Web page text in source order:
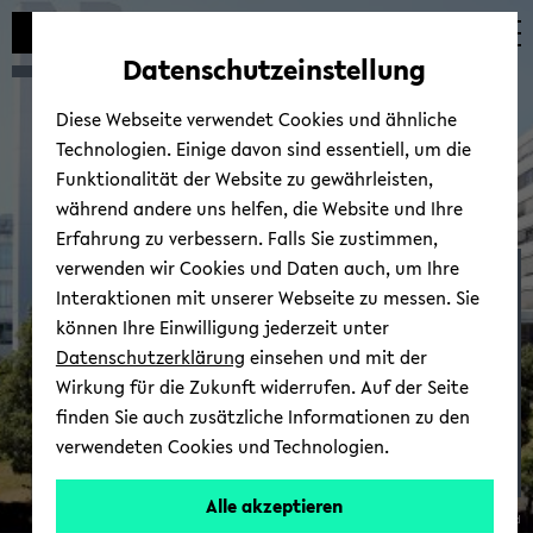
Automatische
vermeiden
zum
wechseln
zum
wechseln
zum
wechseln
Jah­res­tref­fen: Ianua­lia
2016
© Uni­ver­si­tät Bie­le­feld
Datenschutzeinstellung
Diese Webseite verwendet Cookies und ähnliche
Technologien. Einige davon sind essentiell, um die
Funktionalität der Website zu gewährleisten,
während andere uns helfen, die Website und Ihre
Erfahrung zu verbessern. Falls Sie zustimmen,
verwenden wir Cookies und Daten auch, um Ihre
Interaktionen mit unserer Webseite zu messen. Sie
können Ihre Einwilligung jederzeit unter
Datenschutzerklärung einsehen und mit der
Wirkung für die Zukunft widerrufen. Auf der Seite
finden Sie auch zusätzliche Informationen zu den
verwendeten Cookies und Technologien.
Alle akzeptieren